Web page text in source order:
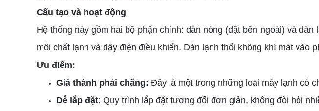
Cấu tạo và hoạt động
Hệ thống này gồm hai bộ phận chính: dàn nóng (đặt bên ngoài) và
môi chất lạnh và dây điện điều khiển. Dàn lạnh thổi không khí mát vào
Ưu điểm:
Giá thành phải chăng: Đây là một trong những loại máy lạnh có
Dễ lắp đặt: Quy trình lắp đặt tương đối đơn giản, không đòi hỏi